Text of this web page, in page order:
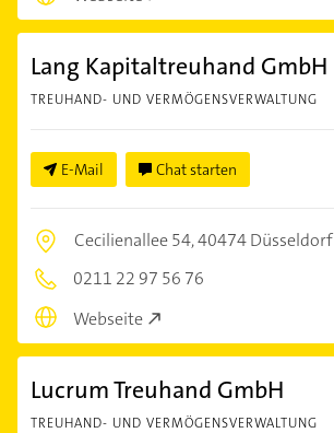
Lang Kapitaltreuhand GmbH
TREUHAND- UND VERMÖGENSVERWALTUNG
E-Mail Chat starten
Cecilienallee 54,40474 Düsseldorf
0211 22 97 56 76
Webseite
Lucrum Treuhand GmbH
TREUHAND- UND VERMÖGENSVERWALTUNG